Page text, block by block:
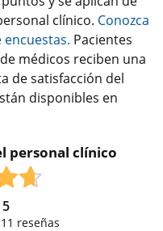
clínico. Conozca
Pacientes
médicos reciben una
de satisfacción del
disponibles en
personal clínico
5
11 reseñas